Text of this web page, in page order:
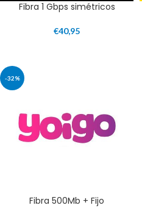
Fibra 1 Gbps simétricos
€40,95
-32%
Fibra 500Mb + Fijo